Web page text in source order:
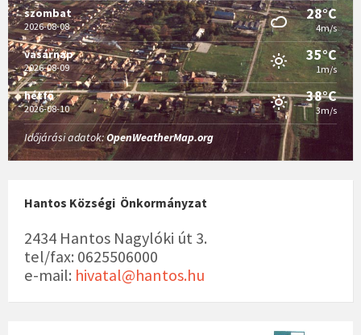
szombat
2026-08-08
28°C
4m/s
vasárnap
2026-08-09
35°C
1m/s
hétfő
2026-08-10
38°C
3m/s
Időjárási adatok:OpenWeatherMap.org
Hantos Községi Önkormányzat
2434 Hantos Nagylóki út 3.
tel/fax: 0625506000
e-mail: hivatal@hantos.hu